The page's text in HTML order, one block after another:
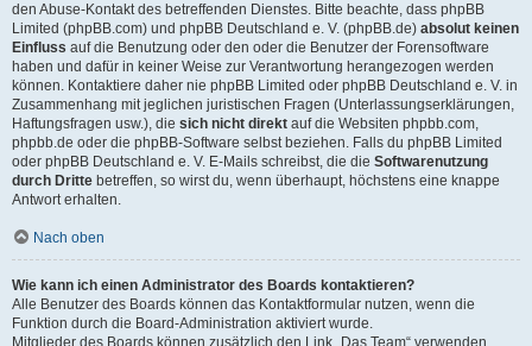
den Abuse-Kontakt des betreffenden Dienstes. Bitte beachte, dass phpBB
Limited (phpBB.com) und phpBB Deutschland e. V. (phpBB.de) absolut keinen
Einfluss auf die Benutzung oder den oder die Benutzer der Forensoftware
haben und dafür in keiner Weise zur Verantwortung herangezogen werden
können. Kontaktiere daher nie phpBB Limited oder phpBB Deutschland e. V. in
Zusammenhang mit jeglichen juristischen Fragen (Unterlassungserklärungen,
Haftungsfragen usw.), die sich nicht direkt auf die Websiten phpbb.com,
phpbb.de oder die phpBB-Software selbst beziehen. Falls du phpBB Limited
oder phpBB Deutschland e. V. E-Mails schreibst, die die Softwarenutzung
durch Dritte betreffen, so wirst du, wenn überhaupt, höchstens eine knappe
Antwort erhalten.
Nach oben
Wie kann ich einen Administrator des Boards kontaktieren?
Alle Benutzer des Boards können das Kontaktformular nutzen, wenn die
Funktion durch die Board-Administration aktiviert wurde.
Mitglieder des Boards können zusätzlich den Link „Das Team“ verwenden.